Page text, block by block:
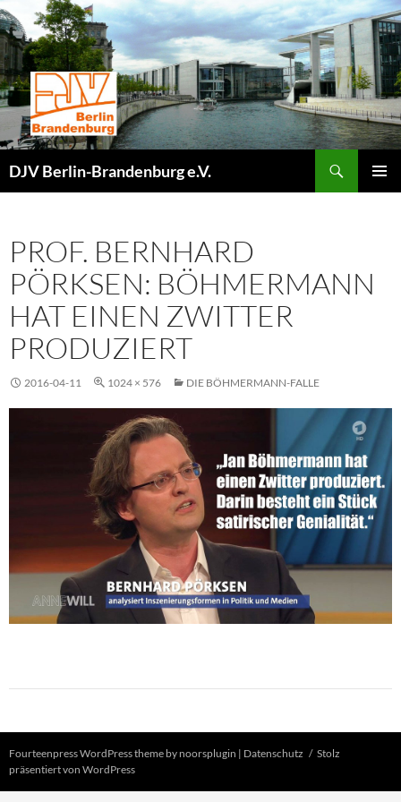
Zum
Inhalt
springen
DJV Berlin-Brandenburg e.V.
PROF. BERNHARD
PÖRKSEN: BÖHMERMANN
HAT EINEN ZWITTER
PRODUZIERT
2016-04-11 1024 × 576 DIE BÖHMERMANN-FALLE
Fourteenpress WordPress theme by noorsplugin | Datenschutz
Stolz
präsentiert von WordPress